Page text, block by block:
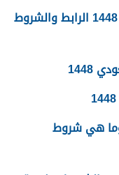
استخراج رخص حفر الابار في السعودية 1448 الرابط والشروط
القبائل النازحة في جازان 1448 وما هي شروط